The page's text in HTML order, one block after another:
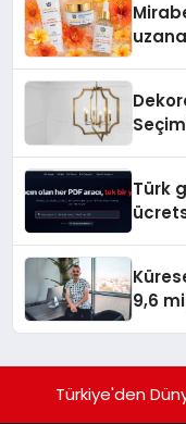
Türk
9,6
Türkiye'den